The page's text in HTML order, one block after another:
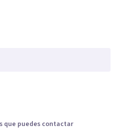
que puedes contactar